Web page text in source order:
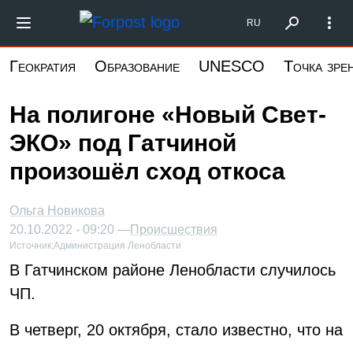
основному
Форпост Северо-Запад
RU
Геократия Образование UNESCO Точка
На полигоне «Новый Свет-
ЭКО» под Гатчиной
произошёл сход откоса
Ольга Новикова
20.10.2022 - 09:20 —Происшествия
Источник:Администрация Ленобласти
В Гатчинском районе Ленобласти случилось
ЧП.
В четверг, 20 октября, стало известно, что на